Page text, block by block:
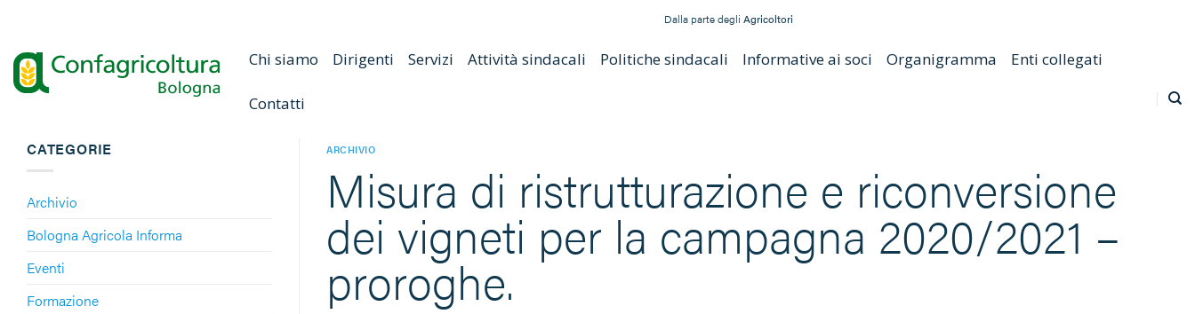
contenuti
Dalla parte degli Agricoltori
Chi siamo Dirigenti Servizi Attività sindacali Politiche sindacali Informative ai soci Organigramma Enti collegati
Contatti
CATEGORIE
Archivio
Bologna Agricola Informa
Eventi
Formazione
ARCHIVIO
Misura di ristrutturazione e riconversione
dei vigneti per la campagna 2020/2021 –
proroghe.